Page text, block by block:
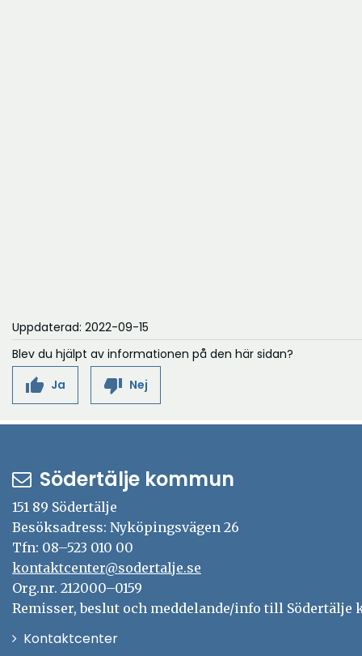
Uppdaterad: 2022-09-15
Blev du hjälpt av informationen på den här sidan?
thumb_up Ja thumb_down Nej
Södertälje kommun
151 89 Södertälje
Besöksadress: Nyköpingsvägen 26
Tfn: 08–523 010 00
kontaktcenter@sodertalje.se
Org.nr. 212000–0159
Remisser, beslut och meddelande/info till
KontaktcenterÖppna